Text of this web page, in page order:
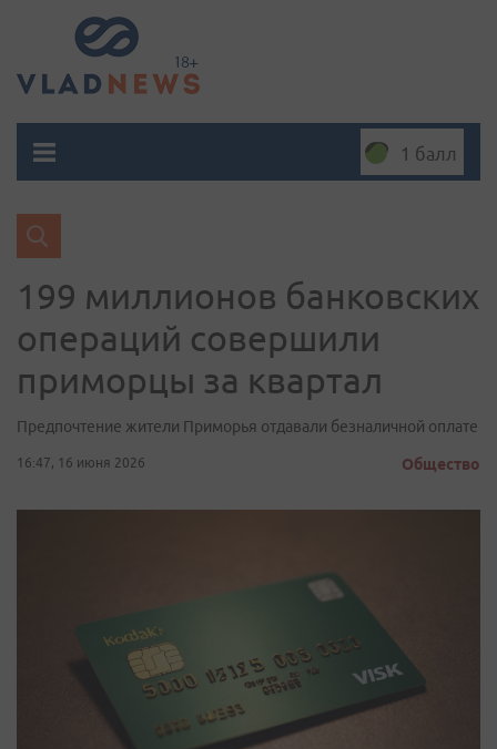
1 балл
199 миллионов банковских
операций совершили
приморцы за квартал
Предпочтение жители Приморья отдавали безналичной оплате
16:47, 16 июня 2026 Общество